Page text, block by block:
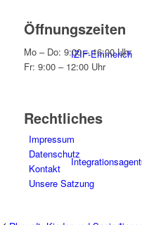
IZIF-Emmerich
Öffnungszeiten
Mo – Do: 9:00 – 16:00 Uhr
Fr: 9:00 – 12:00 Uhr
Rechtliches
Impressum
Datenschutz
Kontakt
Unsere Satzung